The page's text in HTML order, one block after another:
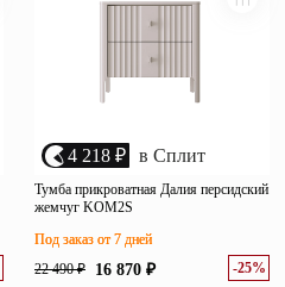
4 218 ₽ в Сплит
Тумба прикроватная Далия персидский
жемчуг KOM2S
22 490 ₽ 16 870 ₽ -25%
Под заказ от 7 дней